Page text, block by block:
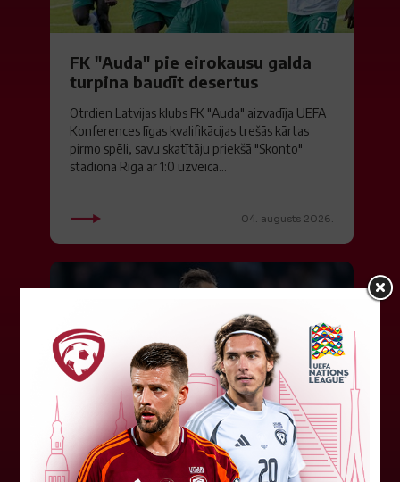
FK "Auda" pie eirokausu galda
turpina baudīt desertus
Otrdien Latvijas klubs FK "Auda" aizvadīja UEFA
Konferences līgas kvalifikācijas trešās kārtas
pirmo spēli, savu skatītāju priekšā "Skonto"
stadionā Rīgā ar 1:0 uzveica...
04. augusts 2026.
Latvijas tiesnešiem uztic darbu
UEFA Eiropas līgā